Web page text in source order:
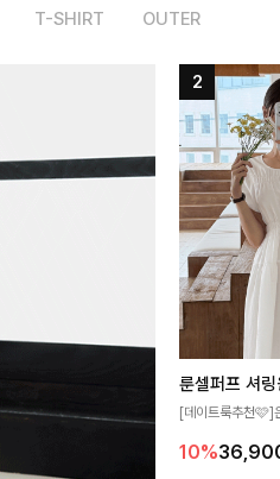
T-SHIRT OUTER
룬셀퍼프 셔링
[데이트룩추천🩷]
성해주는 원피스
10%